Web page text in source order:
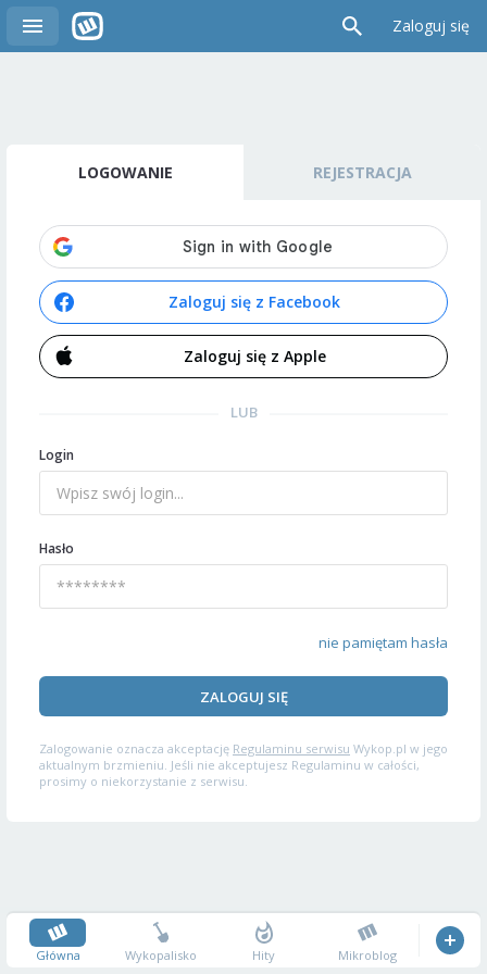
Zaloguj się
LOGOWANIE REJESTRACJA
Zaloguj się z Facebook
Zaloguj się z Apple
LUB
Login
Hasło
nie pamiętam hasła
ZALOGUJ SIĘ
Zalogowanie oznacza akceptację Regulaminu serwisu Wykop.pl w jego
aktualnym brzmieniu. Jeśli nie akceptujesz Regulaminu w całości,
prosimy o niekorzystanie z serwisu.
Główna Wykopalisko Hity Mikroblog